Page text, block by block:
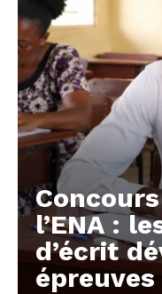
l’ENA :
d’écrit
épreuves